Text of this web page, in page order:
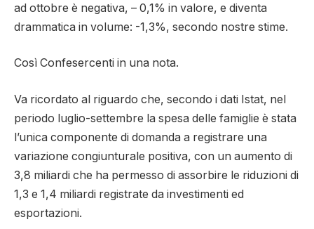
ad ottobre è negativa, – 0,1% in valore, e diventa
drammatica in volume: -1,3%, secondo nostre stime.
Così Confesercenti in una nota.
Va ricordato al riguardo che, secondo i dati Istat, nel
periodo luglio-settembre la spesa delle famiglie è stata
l’unica componente di domanda a registrare una
variazione congiunturale positiva, con un aumento di
3,8 miliardi che ha permesso di assorbire le riduzioni di
1,3 e 1,4 miliardi registrate da investimenti ed
esportazioni.